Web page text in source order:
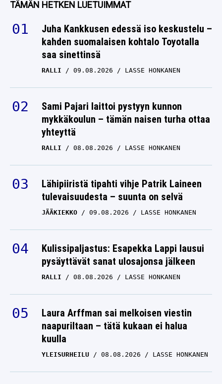
TÄMÄN HETKEN LUETUIMMAT
Juha Kankkusen edessä iso keskustelu –
kahden suomalaisen kohtalo Toyotalla
saa sinettinsä
RALLI 09.08.2026 LASSE HONKANEN
Sami Pajari laittoi pystyyn kunnon
mykkäkoulun – tämän naisen turha ottaa
yhteyttä
RALLI 08.08.2026 LASSE HONKANEN
Lähipiiristä tipahti vihje Patrik Laineen
tulevaisuudesta – suunta on selvä
JÄÄKIEKKO 09.08.2026 LASSE HONKANEN
Kulissipaljastus: Esapekka Lappi lausui
pysäyttävät sanat ulosajonsa jälkeen
RALLI 08.08.2026 LASSE HONKANEN
Laura Arffman sai melkoisen viestin
naapuriltaan – tätä kukaan ei halua
kuulla
YLEISURHEILU 08.08.2026 LASSE HONKANEN